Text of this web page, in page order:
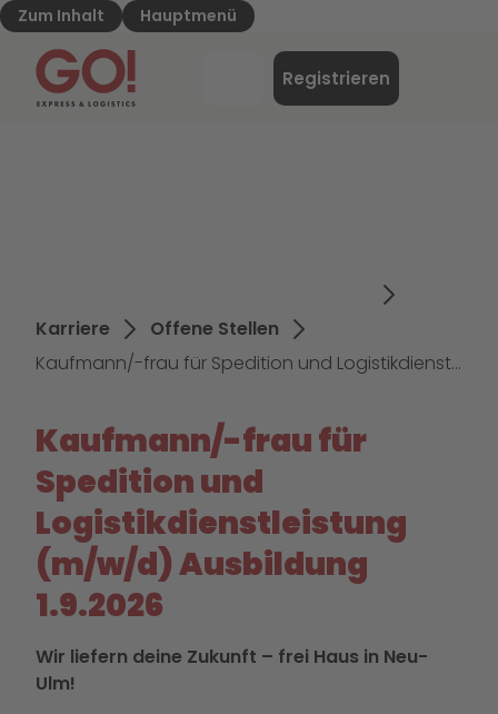
Zum Inhalt Hauptmenü
GO! Express & Logistics - Zur Starteite
Registrieren
Karriere
Offene Stellen
Kaufmann/-frau für Spedition und Logistikdienstleistung (m/w/d) Ausbildung 1.9.2026
Kaufmann/-frau für
Spedition und
Logistikdienstleistung
(m/w/d) Ausbildung
1.9.2026
Wir liefern deine Zukunft – frei Haus in Neu-
Ulm!